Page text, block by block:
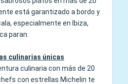
está garantizado a bordo y
especialmente en Ibiza,
paran.
culinarias únicas
culinaria con más de 20
con estrellas Michelin te